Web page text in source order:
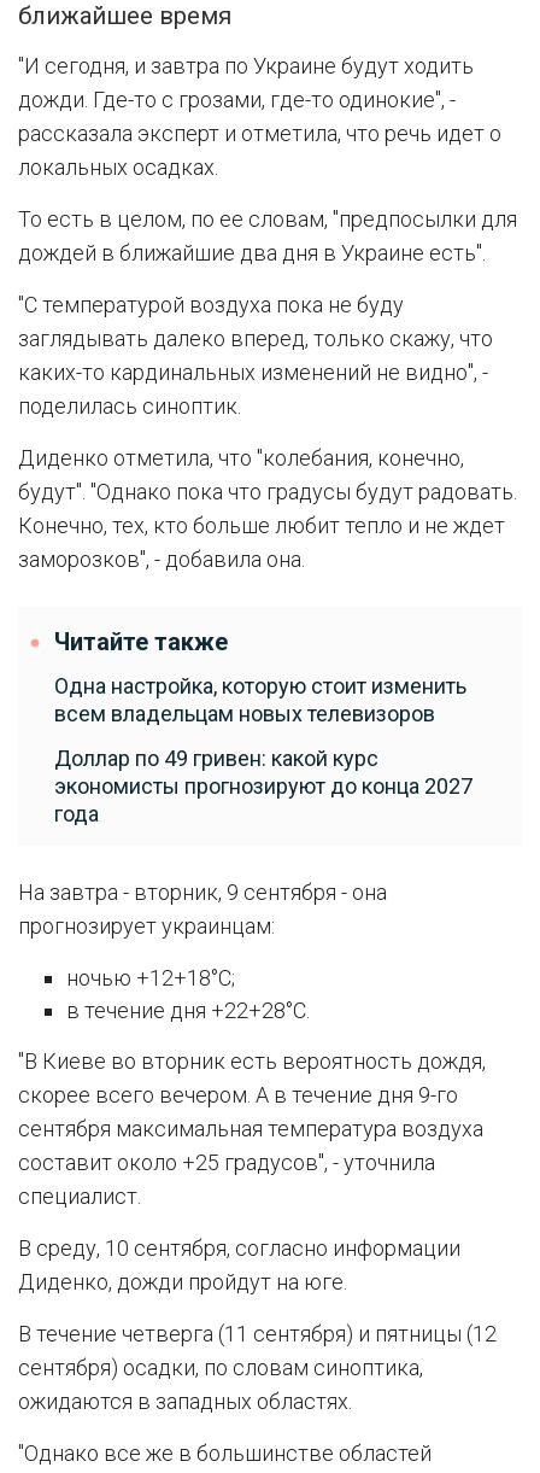
ближайшее время
"И сегодня, и завтра по Украине будут ходить
дожди. Где-то с грозами, где-то одинокие", -
рассказала эксперт и отметила, что речь идет о
локальных осадках.
То есть в целом, по ее словам, "предпосылки для
дождей в ближайшие два дня в Украине есть".
"С температурой воздуха пока не буду
заглядывать далеко вперед, только скажу, что
каких-то кардинальных изменений не видно", -
поделилась синоптик.
Диденко отметила, что "колебания, конечно,
будут". "Однако пока что градусы будут радовать.
Конечно, тех, кто больше любит тепло и не ждет
заморозков", - добавила она.
Читайте также
Одна настройка, которую стоит изменить
всем владельцам новых телевизоров
Доллар по 49 гривен: какой курс
экономисты прогнозируют до конца 2027
года
На завтра - вторник, 9 сентября - она
прогнозирует украинцам:
ночью +12+18°C;
в течение дня +22+28°C.
"В Киеве во вторник есть вероятность дождя,
скорее всего вечером. А в течение дня 9-го
сентября максимальная температура воздуха
составит около +25 градусов", - уточнила
специалист.
В среду, 10 сентября, согласно информации
Диденко, дожди пройдут на юге.
В течение четверга (11 сентября) и пятницы (12
сентября) осадки, по словам синоптика,
ожидаются в западных областях.
"Однако все же в большинстве областей